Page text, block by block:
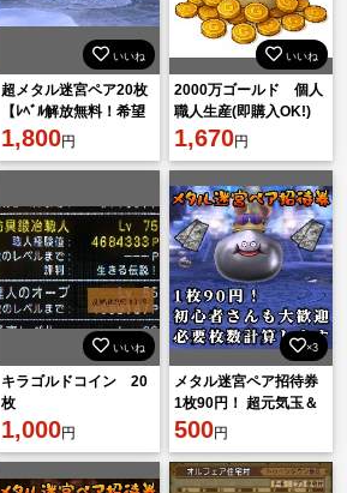
いいね
超メタル迷宮ペア20枚
【ﾚﾍﾞﾙ解放無料！希望
レベルまで追加可能！
エンゼルOK!初心者様
大歓迎】
1,800円
いいね
2000万ゴールド 個人
職人生産(即購入OK!)
1,670円
いいね
キラゴルドコイン 20
枚
1,000円
×3
メタル迷宮ペア招待券
1枚90円！ 超元気玉＆
香水付き！ 途中休憩・
エ10
500円